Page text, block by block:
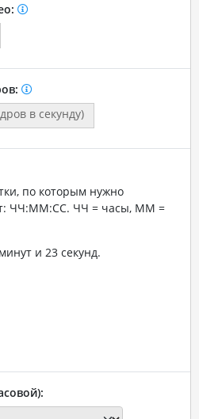
в секунду)
по которым нужно
ЧЧ:ММ:СС. ЧЧ = часы, ММ =
и 23 секунд.